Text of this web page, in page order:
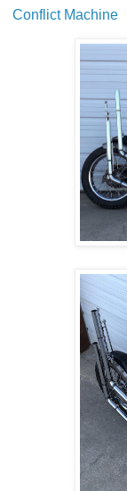
Conflict Machine